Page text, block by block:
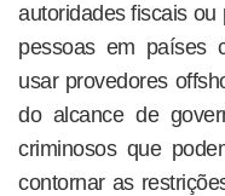
autoridades fiscais ou
pessoas em países
usar provedores
do alcance de
criminosos que
contornar as